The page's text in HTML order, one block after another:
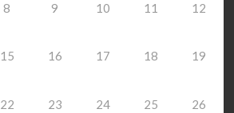
8 9 10 11 12
15 16 17 18 19
22 23 24 25 26